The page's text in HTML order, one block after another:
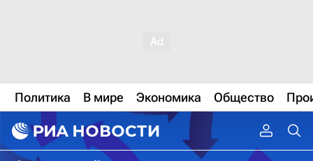
Политика В мире Экономика Общество